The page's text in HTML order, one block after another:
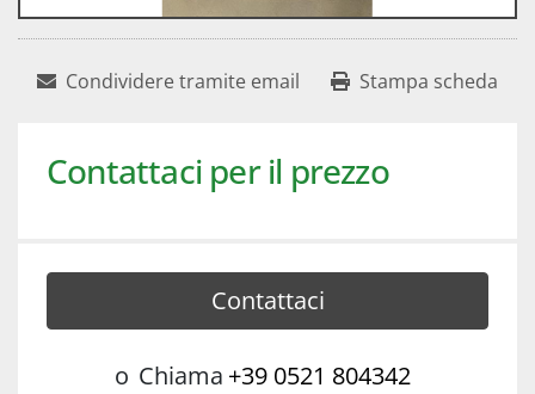
Condividere tramite email Stampa scheda
Contattaci per il prezzo
Contattaci
o Chiama +39 0521 804342